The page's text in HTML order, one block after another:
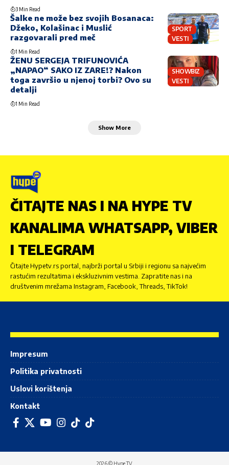
3 Min Read
SPORT
VESTI
Šalke ne može bez svojih Bosanaca:
Džeko, Kolašinac i Muslić
razgovarali pred meč
1 Min Read
SHOWBIZ
VESTI
ŽENU SERGEJA TRIFUNOVIĆA
„NAPAO“ SAKO IZ ZARE!? Nakon
toga završio u njenoj torbi? Ovo su
detalji
1 Min Read
Show More
ČITAJTE NAS I NA HYPE TV
KANALIMA WHATSAPP, VIBER
I TELEGRAM
Čitajte Hypetv.rs portal, najbrži portal u Srbiji i regionu sa najvećim
rastućim rezultatima i ekskluzivnim vestima. Zapratite nas i na
društvenim mrežama Instagram, Facebook, Threads, TikTok!
Impresum
Politika privatnosti
Uslovi korištenja
Kontakt
2026 © Hype TV